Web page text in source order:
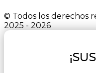
© Todos los derechos
2025 - 2026